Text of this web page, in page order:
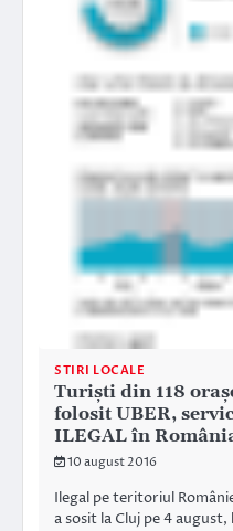
STIRI LOCALE
Turiști din 118
folosit UBER,
ILEGAL în
10 august 2016
Ilegal pe teritoriul
a sosit la Cluj pe 4